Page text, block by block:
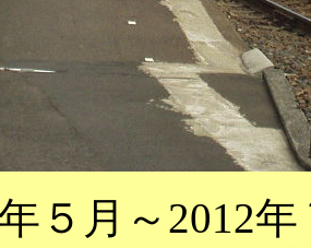
５月～2012年